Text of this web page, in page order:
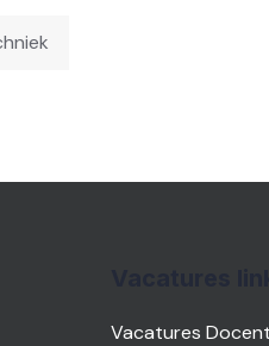
Vacatures Docent